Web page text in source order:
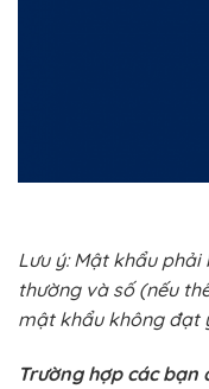
Lưu ý: Mật khẩu phải
thường và số (nếu
mật khẩu không đạt
Trường hợp các